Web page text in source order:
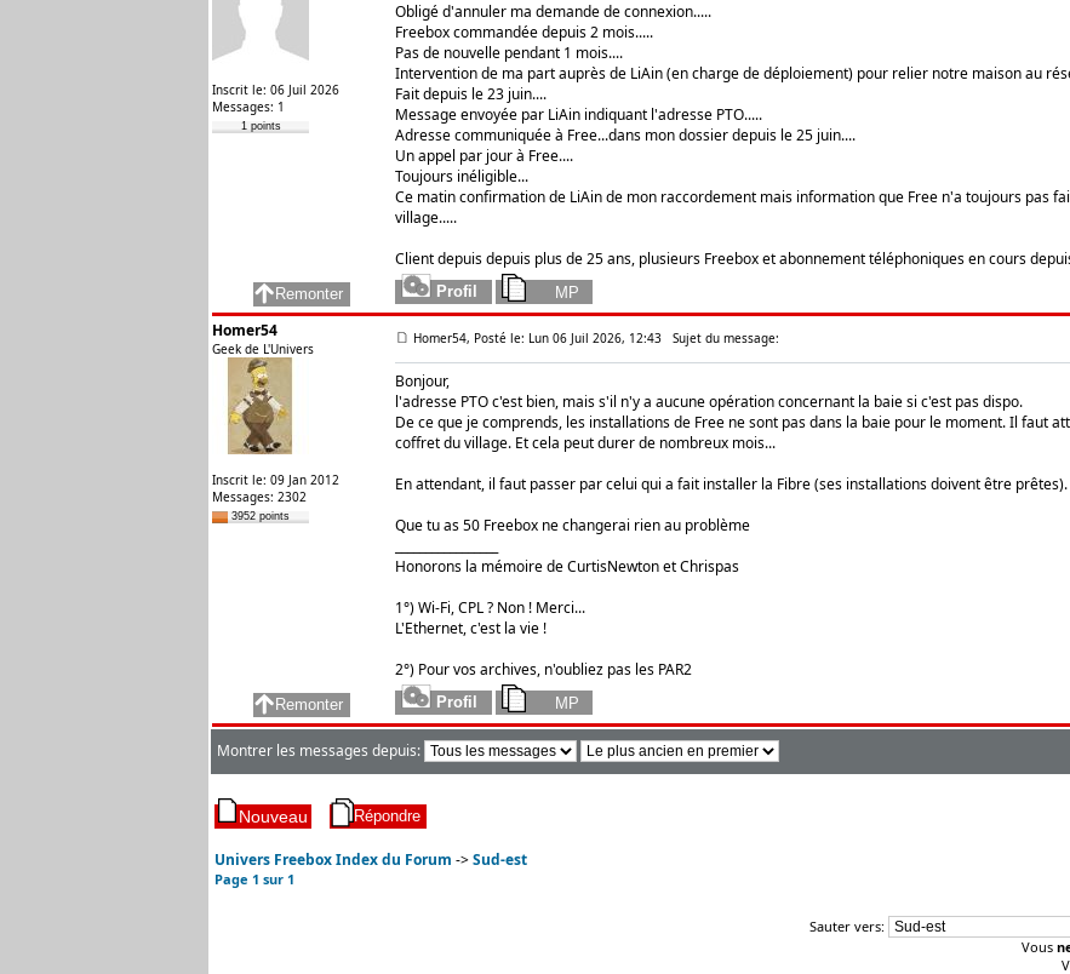
Inscrit le: 06 Juil 2026
Messages: 1
1 points
Obligé d'annuler ma demande de connexion.....
Freebox commandée depuis 2 mois.....
Pas de nouvelle pendant 1 mois....
Intervention de ma part auprès de LiAin (en charge de déploiement) pour relier notre maison au
Fait depuis le 23 juin....
Message envoyée par LiAin indiquant l'adresse PTO.....
Adresse communiquée à Free...dans mon dossier depuis le 25 juin....
Un appel par jour à Free....
Toujours inéligible...
Ce matin confirmation de LiAin de mon raccordement mais information que Free n'a toujours pas
village.....
Client depuis depuis plus de 25 ans, plusieurs Freebox et abonnement téléphoniques en cours
Homer54
Geek de L'Univers
Inscrit le: 09 Jan 2012
Messages: 2302
3952 points
Homer54, Posté le: Lun 06 Juil 2026, 12:43 Sujet du message:
Bonjour,
l'adresse PTO c'est bien, mais s'il n'y a aucune opération concernant la baie si c'est pas dispo.
De ce que je comprends, les installations de Free ne sont pas dans la baie pour le moment. Il faut
coffret du village. Et cela peut durer de nombreux mois...
En attendant, il faut passer par celui qui a fait installer la Fibre (ses installations doivent être prêtes).
Que tu as 50 Freebox ne changerai rien au problème
Honorons la mémoire de CurtisNewton et Chrispas
1°) Wi-Fi, CPL ? Non ! Merci...
L'Ethernet, c'est la vie !
2°) Pour vos archives, n'oubliez pas les PAR2
Montrer les messages depuis:
Univers Freebox Index du Forum ->Sud-est
Page 1 sur 1
Sauter vers:
Vous